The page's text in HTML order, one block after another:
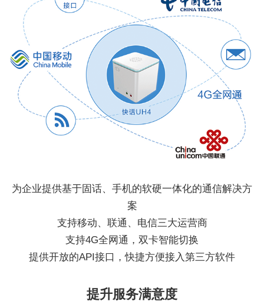
为企业提供基于固话、手机的软硬一体化的通信解决方
案
支持移动、联通、电信三大运营商
支持4G全网通，双卡智能切换
提供开放的API接口，快捷方便接入第三方软件
提升服务满意度